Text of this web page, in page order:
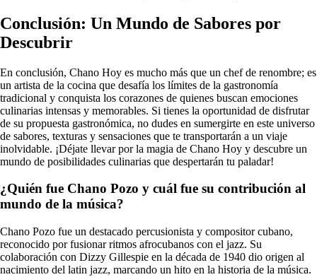
Conclusión: Un Mundo de Sabores por
Descubrir
En conclusión, Chano Hoy es mucho más que un chef de renombre; es
un artista de la cocina que desafía los límites de la gastronomía
tradicional y conquista los corazones de quienes buscan emociones
culinarias intensas y memorables. Si tienes la oportunidad de disfrutar
de su propuesta gastronómica, no dudes en sumergirte en este universo
de sabores, texturas y sensaciones que te transportarán a un viaje
inolvidable. ¡Déjate llevar por la magia de Chano Hoy y descubre un
mundo de posibilidades culinarias que despertarán tu paladar!
¿Quién fue Chano Pozo y cuál fue su contribución al
mundo de la música?
Chano Pozo fue un destacado percusionista y compositor cubano,
reconocido por fusionar ritmos afrocubanos con el jazz. Su
colaboración con Dizzy Gillespie en la década de 1940 dio origen al
nacimiento del latin jazz, marcando un hito en la historia de la música.